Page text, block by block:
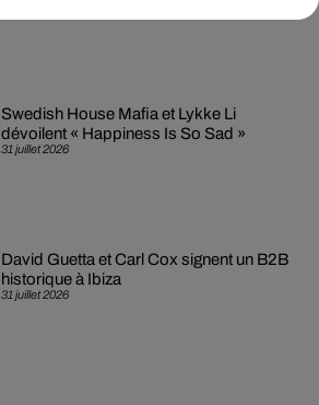
31 juillet 2026
Swedish House Mafia et Lykke Li
dévoilent « Happiness Is So Sad »
31 juillet 2026
David Guetta et Carl Cox signent un B2B
historique à Ibiza